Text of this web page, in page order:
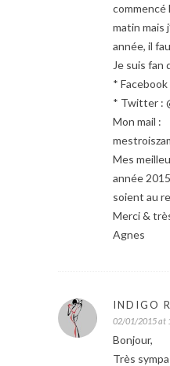
commencé
matin mais
année, il
Je suis fan
*
* Twitter :
Mon mail :
Mes
année
soient au
Merci &
Agnes
INDIGO
02/01/2015 at
Bonjour,
Très